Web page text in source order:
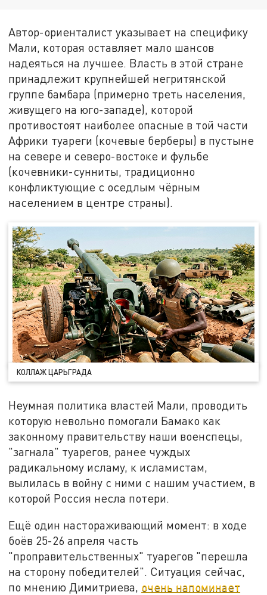
Автор-ориенталист указывает на специфику
Мали, которая оставляет мало шансов
надеяться на лучшее. Власть в этой стране
принадлежит крупнейшей негритянской
группе бамбара (примерно треть населения,
живущего на юго-западе), которой
противостоят наиболее опасные в той части
Африки туареги (кочевые берберы) в пустыне
на севере и северо-востоке и фульбе
(кочевники-сунниты, традиционно
конфликтующие с оседлым чёрным
населением в центре страны).
КОЛЛАЖ ЦАРЬГРАДА
Неумная политика властей Мали, проводить
которую невольно помогали Бамако как
законному правительству наши военспецы,
"загнала" туарегов, ранее чуждых
радикальному исламу, к исламистам,
вылилась в войну с ними с нашим участием, в
которой Россия несла потери.
Ещё один настораживающий момент: в ходе
боёв 25-26 апреля часть
"проправительственных" туарегов "перешла
на сторону победителей". Ситуация сейчас,
по мнению Димитриева, очень напоминает